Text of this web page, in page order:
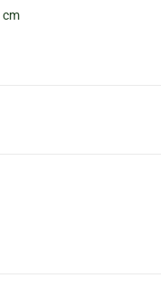
cm